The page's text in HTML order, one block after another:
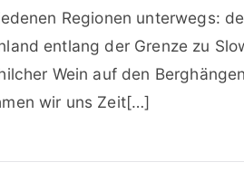
Regionen unterwegs:
entlang der Grenze zu
Wein auf den
wir uns Zeit[…]